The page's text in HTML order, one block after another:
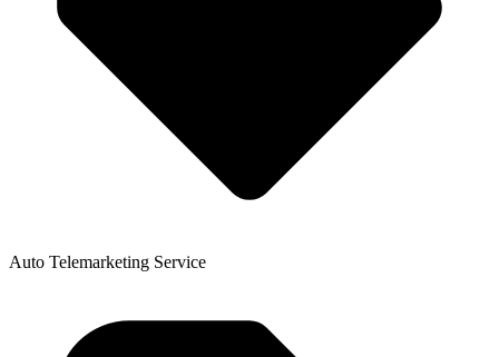
Auto Telemarketing Service